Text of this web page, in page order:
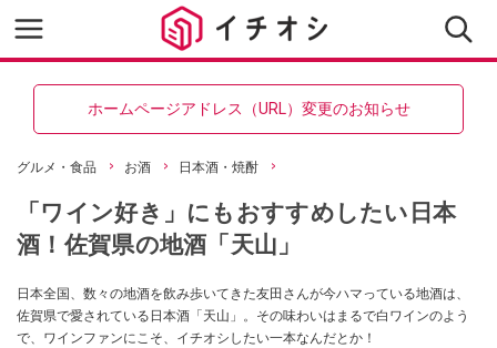
ホームページアドレス（URL）変更のお知らせ
グルメ・食品 お酒 日本酒・焼酎
「ワイン好き」にもおすすめしたい日本
酒！佐賀県の地酒「天山」
日本全国、数々の地酒を飲み歩いてきた友田さんが今ハマっている地酒は、
佐賀県で愛されている日本酒「天山」。その味わいはまるで白ワインのよう
で、ワインファンにこそ、イチオシしたい一本なんだとか！